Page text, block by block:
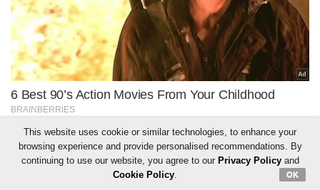
This website uses cookie or similar technologies, to enhance your
browsing experience and provide personalised recommendations. By
continuing to use our website, you agree to our Privacy Policyand
Cookie Policy. OK